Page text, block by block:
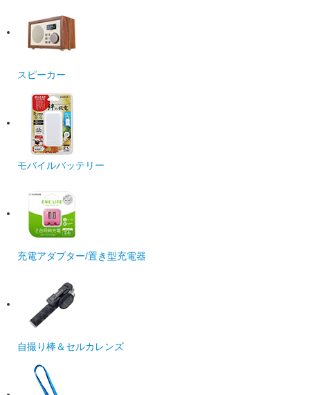
スピーカー
モバイルバッテリー
充電アダプター/置き型充電器
自撮り棒＆セルカレンズ